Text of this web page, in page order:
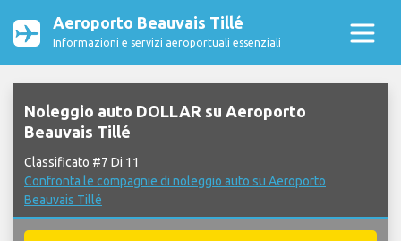
Aeroporto Beauvais Tillé
Informazioni e servizi aeroportuali essenziali
Noleggio auto DOLLAR su Aeroporto
Beauvais Tillé
Classificato #7 Di 11
Confronta le compagnie di noleggio auto su Aeroporto
Beauvais Tillé